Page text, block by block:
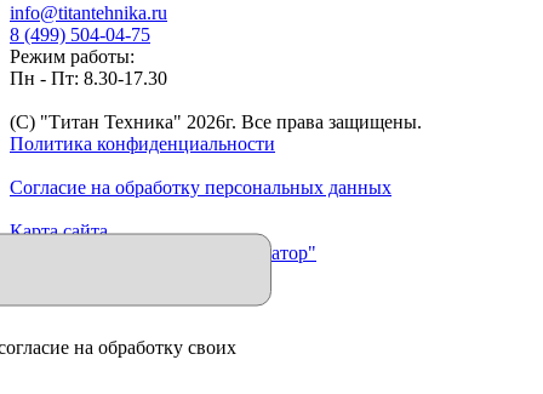
info@titantehnika.ru
8 (499) 504-04-75
Режим работы:
Пн - Пт: 8.30-17.30
(C) "Титан Техника" 2026г. Все права защищены.
Политика конфиденциальности
Согласие на обработку персональных данных
Карта сайта
Продвижение сайта "Иллюминатор"
на обработку своих